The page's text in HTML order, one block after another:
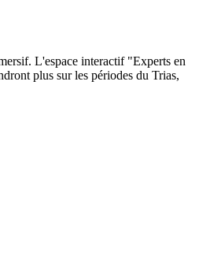
L'espace interactif "Experts en
plus sur les périodes du Trias,